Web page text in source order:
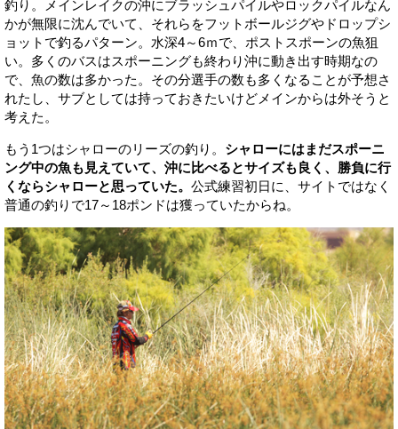
釣り。メインレイクの沖にブラッシュパイルやロックパイルなん
かが無限に沈んでいて、それらをフットボールジグやドロップシ
ョットで釣るパターン。水深4～6ｍで、ポストスポーンの魚狙
い。多くのバスはスポーニングも終わり沖に動き出す時期なの
で、魚の数は多かった。その分選手の数も多くなることが予想さ
れたし、サブとしては持っておきたいけどメインからは外そうと
考えた。
もう1つはシャローのリーズの釣り。 シャローにはまだスポーニ
ング中の魚も見えていて、沖に比べるとサイズも良く、勝負に行
くならシャローと思っていた。 公式練習初日に、サイトではなく
普通の釣りで17～18ポンドは獲っていたからね。